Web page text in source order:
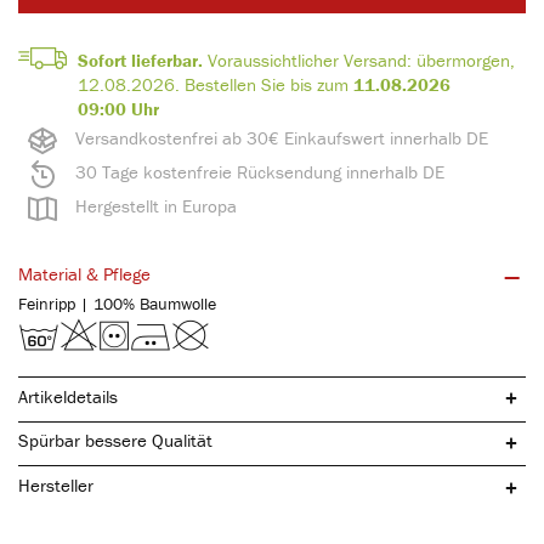
Versandkostenfrei ab 30€ Einkaufswert innerhalb DE
30 Tage kostenfreie Rücksendung innerhalb DE
Hergestellt in Europa
Sofort lieferbar. Voraussichtlicher Versand: übermorgen,
12.08.2026. Bestellen Sie bis zum 11.08.2026
09:00 Uhr
Material & Pflege
Feinripp | 100% Baumwolle
Artikeldetails
Spürbar bessere Qualität
Hersteller